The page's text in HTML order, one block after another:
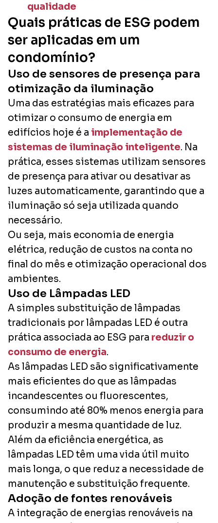
qualidade
Quais práticas de ESG podem
ser aplicadas em um
condomínio?
Uso de sensores de presença para
otimização da iluminação
Uma das estratégias mais eficazes para
otimizar o consumo de energia em
edifícios hoje é a implementação de
sistemas de iluminação inteligente. Na
prática, esses sistemas utilizam sensores
de presença para ativar ou desativar as
luzes automaticamente, garantindo que a
iluminação só seja utilizada quando
necessário.
Ou seja, mais economia de energia
elétrica, redução de custos na conta no
final do mês e otimização operacional dos
ambientes.
Uso de Lâmpadas LED
A simples substituição de lâmpadas
tradicionais por lâmpadas LED é outra
prática associada ao ESG para reduzir o
consumo de energia.
As lâmpadas LED são significativamente
mais eficientes do que as lâmpadas
incandescentes ou fluorescentes,
consumindo até 80% menos energia para
produzir a mesma quantidade de luz.
Além da eficiência energética, as
lâmpadas LED têm uma vida útil muito
mais longa, o que reduz a necessidade de
manutenção e substituição frequente.
Adoção de fontes renováveis
A integração de energias renováveis na